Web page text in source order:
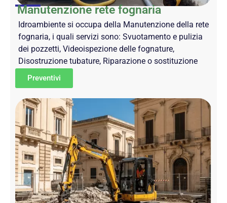
Manutenzione rete fognaria
Idroambiente si occupa della Manutenzione della rete
fognaria, i quali servizi sono: Svuotamento e pulizia
dei pozzetti, Videoispezione delle fognature,
Disostruzione tubature, Riparazione o sostituzione
Preventivi